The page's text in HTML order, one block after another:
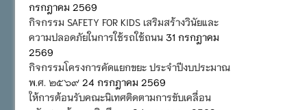
กรกฎาคม 2569
กิจกรรม SAFETY FOR KIDS เสริมสร้างวินัยและ
ความปลอดภัยในการใช้รถใช้ถนน 31 กรกฎาคม
2569
กิจกรรมโครงการคัดแยกขยะ ประจำปีงบประมาณ
พ.ศ. ๒๕๖๙ 24 กรกฎาคม 2569
ให้การต้อนรับคณะนิเทศติดตามการขับเคลื่อน